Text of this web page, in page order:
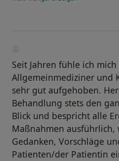
Seit Jahren fühle ich
Allgemeinmediziner und
sehr gut aufgehoben.
Behandlung stets den
Blick und bespricht alle
Maßnahmen ausführlich,
Gedanken, Vorschläge
Patienten/der Patientin